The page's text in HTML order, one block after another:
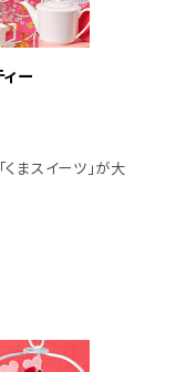
ー
まスイーツ」が大